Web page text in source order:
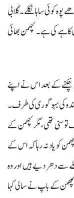
کوئی ساہا نکلے۔ گلابی
کی ہے۔ لچھمن بھائی
چکنے کے بعد اس نے اپنے
کی بہو گوری کی طرف۔
تھی،مگر لچھمن کے
کو یاد نہ رہا کہ اس کے
سے دھر دیے ہیں اور وہ
کے باپ نے سالی کہا